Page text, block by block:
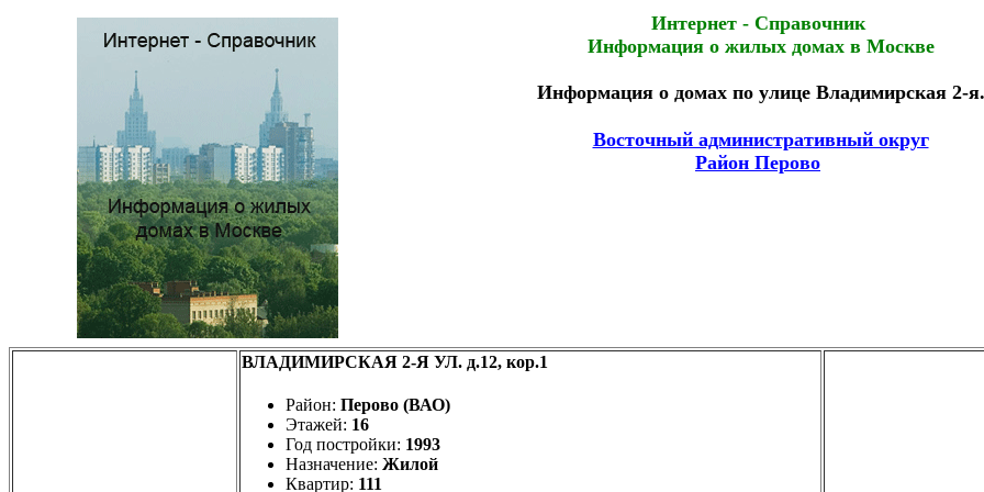
Интернет - Справочник
Информация о жилых домах в Москве
Информация о домах по улице Владимирская 2-я.
Восточный административный округ
Район Перово
ВЛАДИМИРСКАЯ 2-Я УЛ. д.12, кор.1
Район: Перово (ВАО)
Этажей: 16
Год постройки: 1993
Назначение: Жилой
Квартир: 111